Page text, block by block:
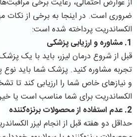
از عوارض احتمالی، رعایت برخی
ضروری است. در اینجا به برخی از نکات
الکساندریت پرداخته شده است:
1. مشاوره و ارزیابی پزشکی
قبل از شروع درمان لیزر، باید با یک
تجربه مشاوره کنید. پزشک شما باید
و نیازهای خاص شما را ارزیابی کند تا
الکساندریت برای شما مناسب است یا
2. عدم استفاده از محصولات برنزه‌کننده
حداقل دو هفته قبل از انجام لیزر